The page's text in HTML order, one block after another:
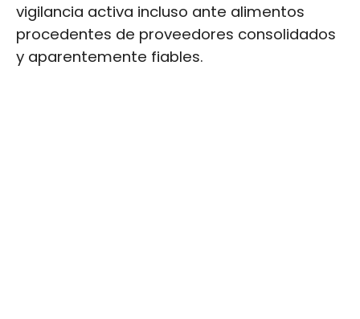
vigilancia activa incluso ante alimentos
procedentes de proveedores consolidados
y aparentemente fiables.